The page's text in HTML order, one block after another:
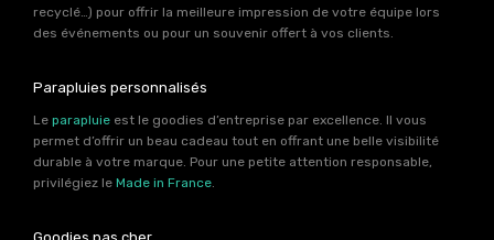
recyclé…) pour offrir la meilleure impression de votre équipe lors
des événements ou pour un souvenir offert à vos clients.
Parapluies personnalisés
Le parapluie est le goodies d’entreprise par excellence. Il vous
permet d’offrir un beau cadeau tout en offrant une belle visibilité
durable à votre marque. Pour une petite attention responsable,
privilégiez le Made in France.